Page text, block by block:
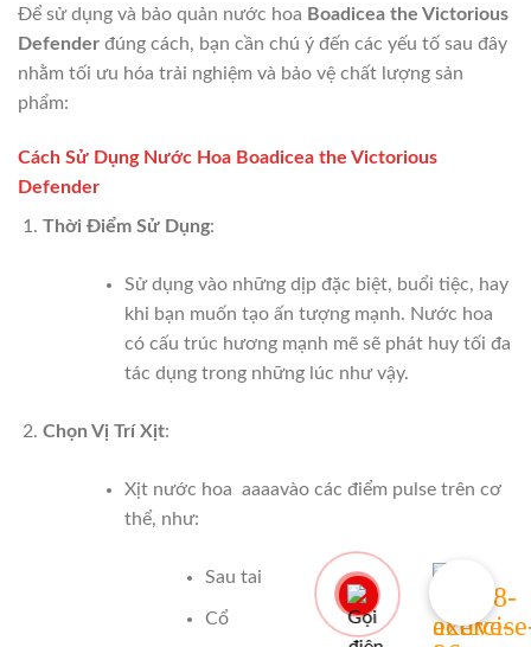
Để sử dụng và bảo quản nước hoa Boadicea the Victorious
Defender đúng cách, bạn cần chú ý đến các yếu tố sau đây
nhằm tối ưu hóa trải nghiệm và bảo vệ chất lượng sản
phẩm:
Cách Sử Dụng Nước Hoa Boadicea the Victorious
Defender
Thời Điểm Sử Dụng:
Sử dụng vào những dịp đặc biệt, buổi tiệc, hay
khi bạn muốn tạo ấn tượng mạnh. Nước hoa
có cấu trúc hương mạnh mẽ sẽ phát huy tối đa
tác dụng trong những lúc như vậy.
Chọn Vị Trí Xịt:
Xịt nước hoa aaaavào các điểm pulse trên cơ
thể, như:
Sau tai
Cổ